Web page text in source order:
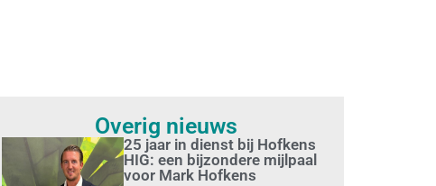
Overig nieuws
25 jaar in dienst bij Hofkens
HIG: een bijzondere mijlpaal
voor Mark Hofkens